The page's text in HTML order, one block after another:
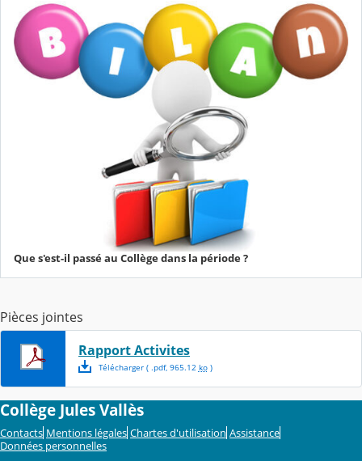
Que s'est-il passé au Collège dans la période ?
Pièces jointes
Rapport Activites
Télécharger( .pdf, 965.12 ko)
Collège Jules Vallès
Contacts Mentions légales Chartes d'utilisation Assistance
Données personnelles